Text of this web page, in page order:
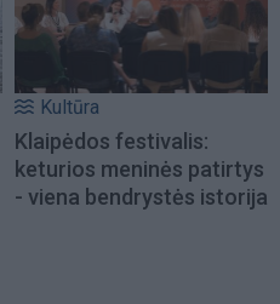
Kultūra
Klaipėdos festivalis:
keturios meninės patirtys
- viena bendrystės istorija